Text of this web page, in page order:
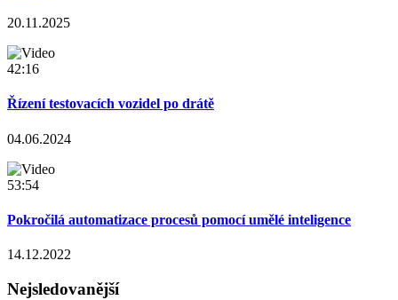
20.11.2025
42:16
Řízení testovacích vozidel po drátě
04.06.2024
53:54
Pokročilá automatizace procesů pomocí umělé inteligence
14.12.2022
Nejsledovanější